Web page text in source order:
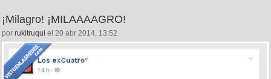
¡Milagro! ¡MILAAAAGRO!
por rukitruqui el 20 abr 2014, 13:52